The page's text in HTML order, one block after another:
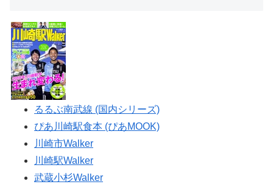
るるぶ南武線 (国内シリーズ)
ぴあ川崎駅食本 (ぴあMOOK)
川崎市Walker
川崎駅Walker
武蔵小杉Walker